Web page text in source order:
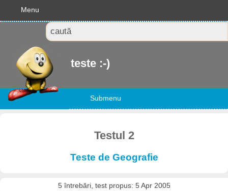
Menu
teste :-)
Submenu
Testul 2
Teste de Geografie
5 întrebări, test propus: 5 Apr 2005